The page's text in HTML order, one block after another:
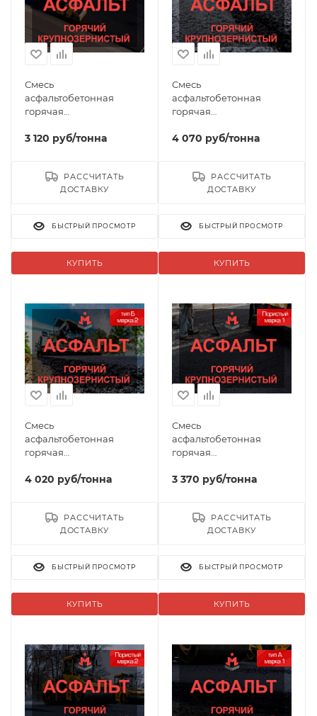
Смесь
асфальтобетонная
горячая
марка 1
3 120 руб/тонна
КУПИТЬ
РАССЧИТАТЬ
ДОСТАВКУ
БЫСТРЫЙ ПРОСМОТР
Смесь
асфальтобетонная
горячая
марка 1
4 070 руб/тонна
КУПИТЬ
РАССЧИТАТЬ
ДОСТАВКУ
БЫСТРЫЙ ПРОСМОТР
Смесь
асфальтобетонная
горячая
марка 2
4 020 руб/тонна
КУПИТЬ
РАССЧИТАТЬ
ДОСТАВКУ
БЫСТРЫЙ ПРОСМОТР
Смесь
асфальтобетонная
горячая
Пористый марка 1
3 370 руб/тонна
КУПИТЬ
РАССЧИТАТЬ
ДОСТАВКУ
БЫСТРЫЙ ПРОСМОТР